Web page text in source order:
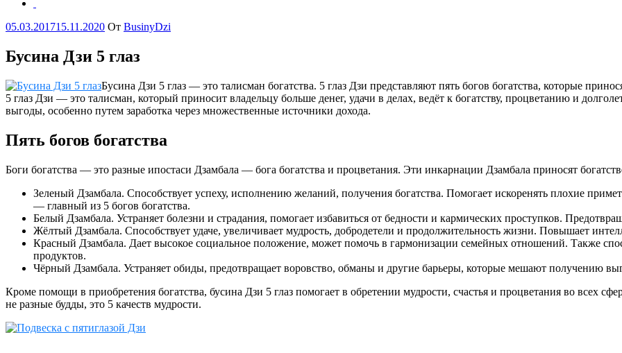
Опубликовано
05.03.201715.11.2020 От BusinyDzi
Бусина Дзи 5 глаз
Бусина Дзи 5 глаз — это талисман богатства. 5 глаз Дзи представляют пять богов богатства, которые
5 глаз Дзи — это талисман, который приносит владельцу больше денег, удачи в делах, ведёт к богатству, процветанию и
выгоды, особенно путем заработка через множественные источники дохода.
Пять богов богатства
Боги богатства — это разные ипостаси Дзамбала — бога богатства и процветания. Эти инкарнации Дзамбала приносят
Зеленый Дзамбала. Способствует успеху, исполнению желаний, получения богатства. Помогает искоренять плохие
— главный из 5 богов богатства.
Белый Дзамбала. Устраняет болезни и страдания, помогает избавиться от бедности и кармических проступков.
Жёлтый Дзамбала. Способствует удаче, увеличивает мудрость, добродетели и продолжительность жизни. Повышает
Красный Дзамбала. Дает высокое социальное положение, может помочь в гармонизации семейных отношений. Также
продуктов.
Чёрный Дзамбала. Устраняет обиды, предотвращает воровство, обманы и другие барьеры, которые мешают получению
Кроме помощи в приобретения богатства, бусина Дзи 5 глаз помогает в обретении мудрости, счастья и процветания во всех
не разные будды, это 5 качеств мудрости.